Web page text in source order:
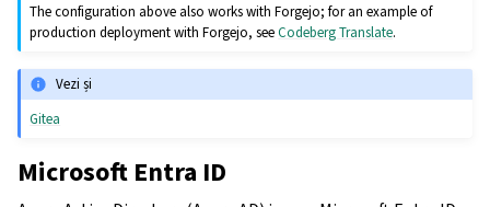
The configuration above also works with Forgejo; for an example of
production deployment with Forgejo, seeCodeberg Translate.
Vezi și
Gitea
Microsoft Entra ID